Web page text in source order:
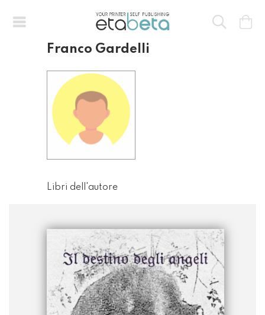
Franco Gardelli
Libri dell'autore